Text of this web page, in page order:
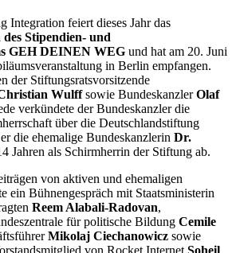
Integration feiert dieses Jahr das
Stipendien- und
GEH DEINEN WEG und hat am 20. Juni
in Berlin empfangen.
der Stiftungsratsvorsitzende
Wulffsowie BundeskanzlerOlaf
verkündete der Bundeskanzler die
über die Deutschlandstiftung
die ehemalige Bundeskanzlerin Dr.
Jahren als Schirmherrin der Stiftung ab.
von aktiven und ehemaligen
ein Bühnengespräch mit Staatsministerin
Reem Alabali-Radovan,
für politische Bildung Cemile
Mikolaj Ciechanowicz sowie